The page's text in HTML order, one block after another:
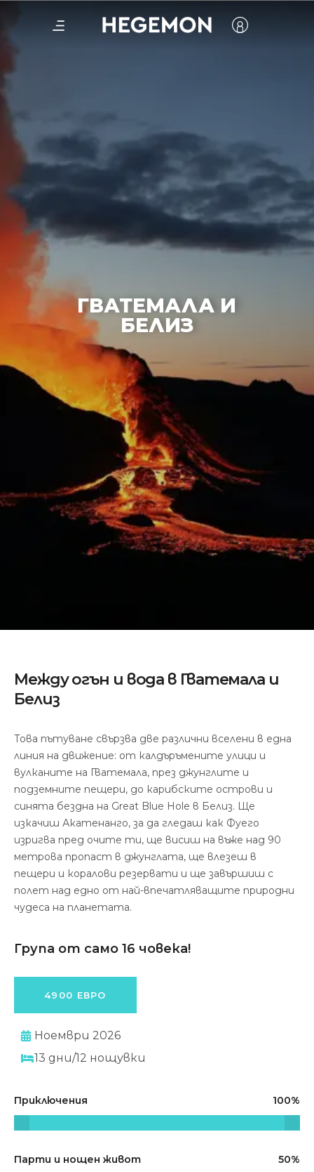
ГВАТЕМАЛА И
БЕЛИЗ
Между огън и вода в Гватемала и
Белиз
Това пътуване свързва две различни вселени в една
линия на движение: от калдъръмените улици и
вулканите на Гватемала, през джунглите и
подземните пещери, до карибските острови и
синята бездна на Great Blue Hole в Белиз. Ще
изкачиш Акатенанго, за да гледаш как Фуего
изригва пред очите ти, ще висиш на въже над 90
метрова пропаст в джунглата, ще влезеш в
пещери и коралови резервати и ще завършиш с
полет над едно от най-впечатляващите природни
чудеса на планетата.
Група от само 16 човека!
4900 ЕВРО
Ноември 2026
13 дни/12 нощувки
Приключения 100
Парти и нощен живот 50